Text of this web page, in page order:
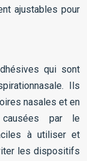
ajustables pour
qui sont
Ils
nasales et en
causées par le
à utiliser et
les dispositifs